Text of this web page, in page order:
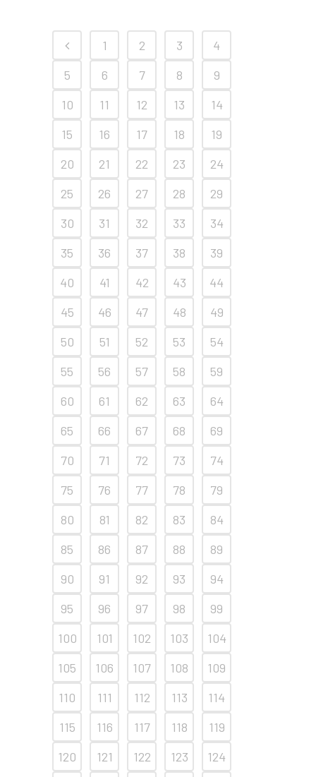
1 2 3
4
5
6 7 8
9
10
11 12 13
14
15
16 17 18
19
20
21 22 23
24
25
26 27 28
29
30
31 32 33
34
35
36 37 38
39
40
41 42 43
44
45
46 47 48
49
50
51 52 53
54
55
56 57 58
59
60
61 62 63
64
65
66 67 68
69
70
71 72 73
74
75
76 77 78
79
80
81 82 83
84
85
86 87 88
89
90
91 92 93
94
95
96 97 98
99
100
101 102 103
104
105
106 107 108
109
110
111 112 113
114
115
116 117 118
119
120
121 122 123
124